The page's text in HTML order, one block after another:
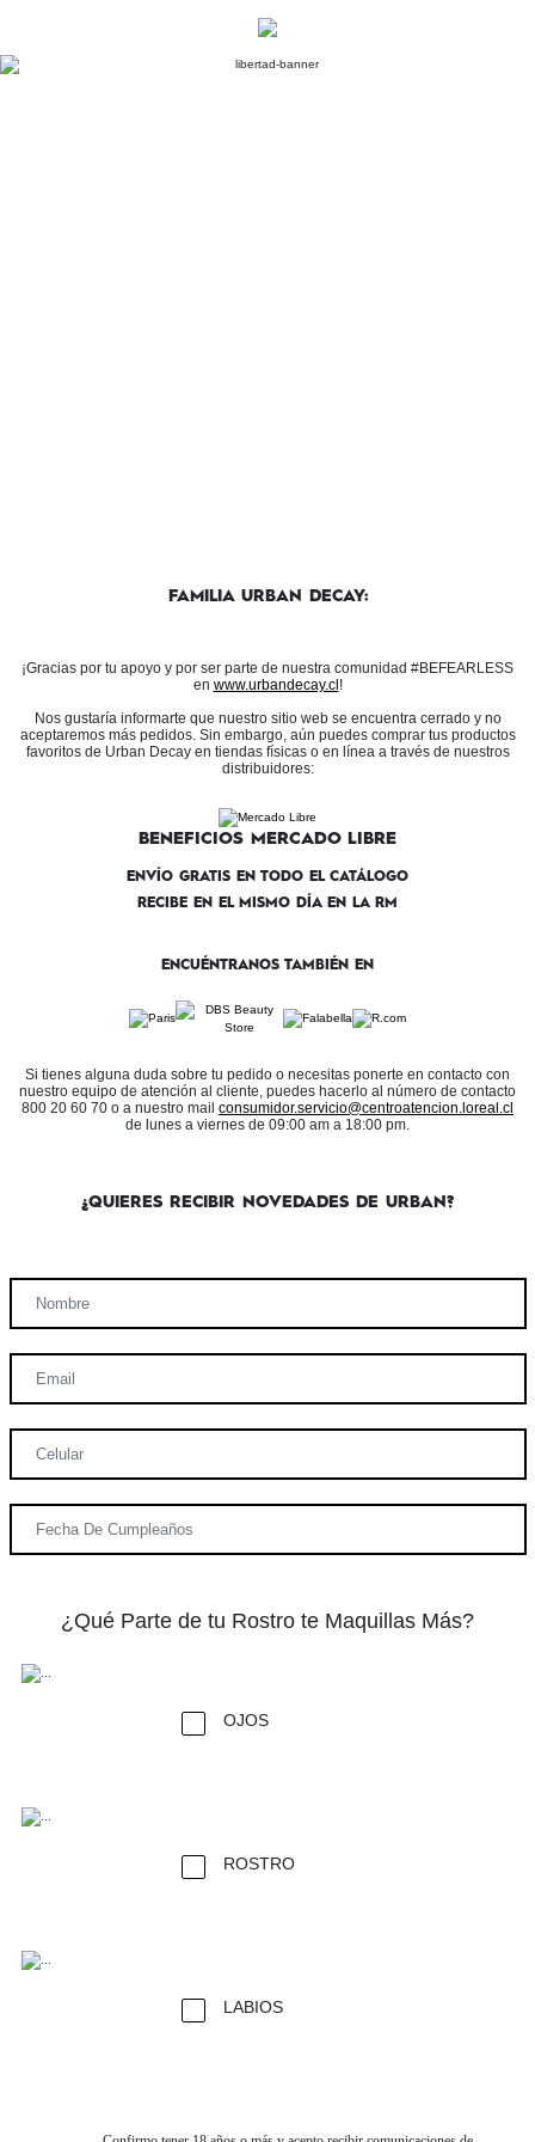
FAMILIA URBAN DECAY:
¡Gracias por tu apoyo y por ser parte de nuestra comunidad #BEFEARLESS
en www.urbandecay.cl !
Nos gustaría informarte que nuestro sitio web se encuentra cerrado y no
aceptaremos más pedidos. Sin embargo, aún puedes comprar tus productos
favoritos de Urban Decay en tiendas físicas o en línea a través de nuestros
distribuidores:
BENEFICIOS MERCADO LIBRE
ENVÍO GRATIS EN TODO EL CATÁLOGO
RECIBE EN EL MISMO DÍA EN LA RM
ENCUÉNTRANOS TAMBIÉN EN
Si tienes alguna duda sobre tu pedido o necesitas ponerte en contacto con
nuestro equipo de atención al cliente, puedes hacerlo al número de contacto
800 20 60 70 o a nuestro mail consumidor.servicio@centroatencion.loreal.cl
de lunes a viernes de 09:00 am a 18:00 pm.
¿QUIERES RECIBIR NOVEDADES DE URBAN?
¿Qué Parte de tu Rostro te Maquillas Más?
OJOS
ROSTRO
LABIOS